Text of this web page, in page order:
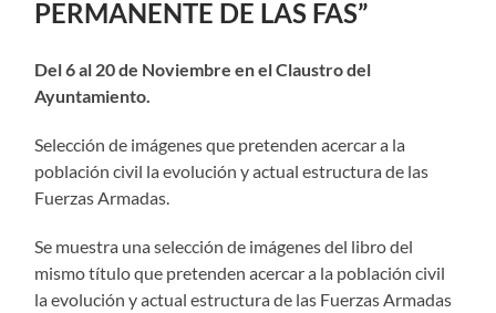
PERMANENTE DE LAS FAS”
Del 6 al 20 de Noviembre en el Claustro del
Ayuntamiento.
Selección de imágenes que pretenden acercar a la
población civil la evolución y actual estructura de las
Fuerzas Armadas.
Se muestra una selección de imágenes del libro del
mismo título que pretenden acercar a la población civil
la evolución y actual estructura de las Fuerzas Armadas